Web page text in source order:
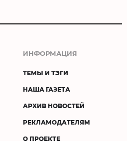
ИНФОРМАЦИЯ
ТЕМЫ И ТЭГИ
НАША ГАЗЕТА
АРХИВ НОВОСТЕЙ
РЕКЛАМОДАТЕЛЯМ
О ПРОЕКТЕ